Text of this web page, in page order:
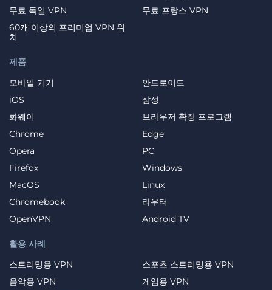
제품
모바일 기기
안드로이드
iOS
삼성
화웨이
브라우저 확장 프로그램
Chrome
Edge
Opera
PC
Firefox
Windows
MacOS
Linux
Chromebook
라우터
OpenVPN
Android TV
활용 사례
스트리밍용 VPN
스포츠 스트리밍용 VPN
음악용 VPN
게임용 VPN
무료 독일 VPN
무료 프랑스 VPN
60개 이상의 프리미엄 VPN 위
치